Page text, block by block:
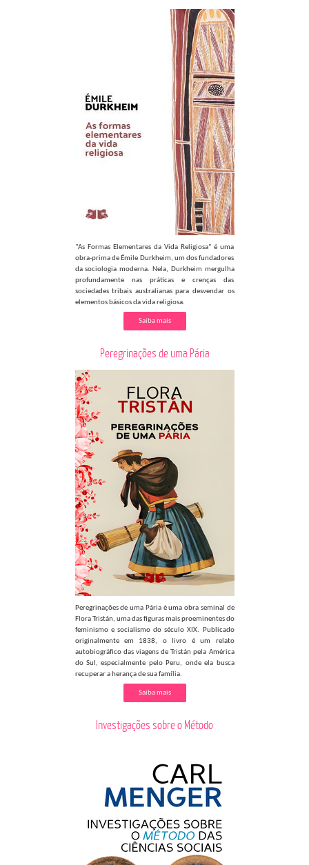
"As Formas Elementares da Vida Religiosa" é uma
obra-prima de Émile Durkheim, um dos fundadores
da sociologia moderna. Nela, Durkheim mergulha
profundamente nas práticas e crenças das
sociedades tribais australianas para desvendar os
elementos básicos da vida religiosa.
Saiba mais
Peregrinações de uma Pária
Peregrinações de uma Pária é uma obra seminal de
Flora Tristán, uma das figuras mais proeminentes do
feminismo e socialismo do século XIX. Publicado
originalmente em 1838, o livro é um relato
autobiográfico das viagens de Tristán pela América
do Sul, especialmente pelo Peru, onde ela busca
recuperar a herança de sua família.
Saiba mais
Investigações sobre o Método